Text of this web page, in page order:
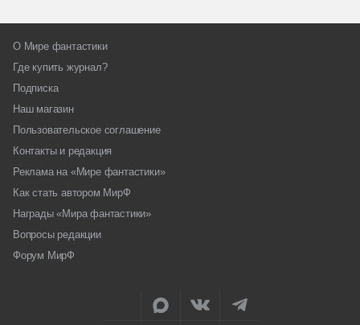
О Мире фантастики
Где купить журнал?
Подписка
Наш магазин
Пользовательское соглашение
Контакты и редакция
Реклама на «Мире фантастики»
Как стать автором МирФ
Награды «Мира фантастики»
Вопросы редакции
Форум МирФ